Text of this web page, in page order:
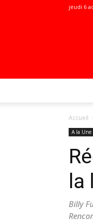
jeudi 6
Accueil
A la Une
Billy